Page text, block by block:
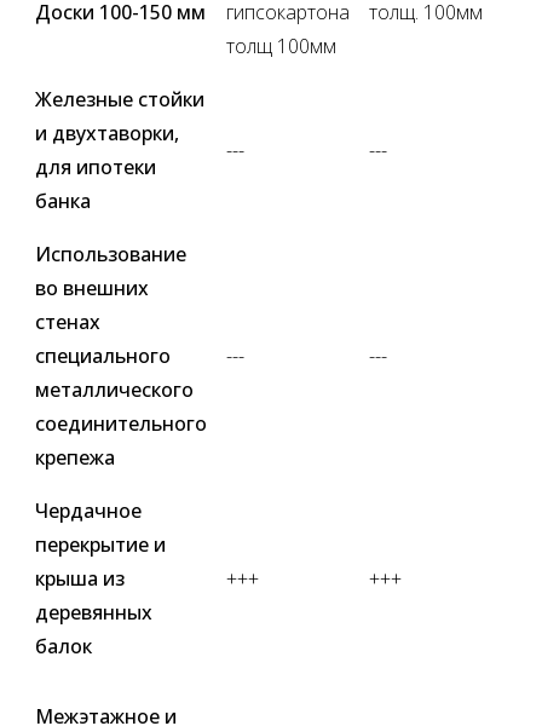
Доски 100-150 мм
гипсокартона
толщ 100мм
толщ. 100мм
Железные стойки
и двухтаворки,
для ипотеки
банка
--- ---
Использование
во внешних
стенах
специального
металлического
соединительного
крепежа
--- ---
Чердачное
перекрытие и
крыша из
деревянных
балок
+++ +++
Межэтажное и